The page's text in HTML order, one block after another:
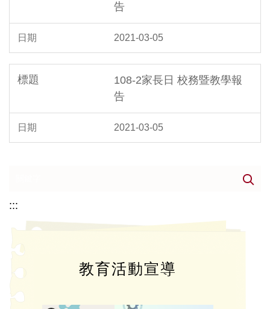
告
2021-03-05
108-2家長日 校務暨教學報
告
2021-03-05
:::
教育活動宣導